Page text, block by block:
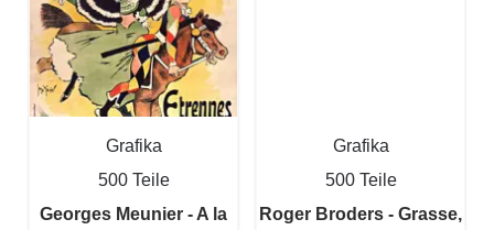
Grafika
500 Teile
Georges Meunier - A la
Grafika
500 Teile
Roger Broders - Grasse,